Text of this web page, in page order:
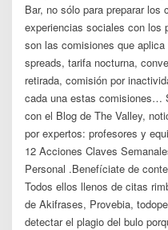
Bar, no sólo para preparar
experiencias sociales con los
son las comisiones que
spreads, tarifa nocturna,
retirada, comisión por
cada una estas comisiones…
con el Blog de The Valley,
por expertos: profesores y
12 Acciones Claves
Personal .Benefíciate de
Todos ellos llenos de citas
de Akifrases, Provebia,
detectar el plagio del bulo